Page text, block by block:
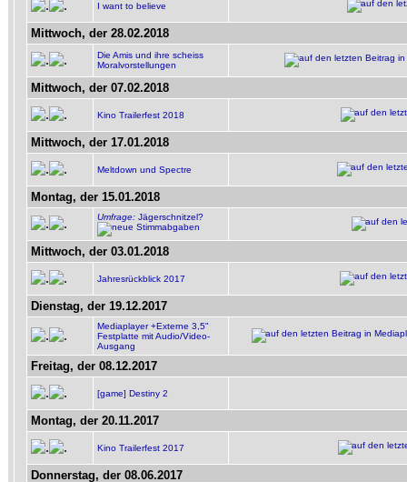
I want to believe
Mittwoch, der 28.02.2018
Die Amis und ihre scheiss
Moralvorstellungen
Mittwoch, der 07.02.2018
Kino Trailerfest 2018
Mittwoch, der 17.01.2018
Meltdown und Spectre
Montag, der 15.01.2018
Umfrage: Jägerschnitzel?
Mittwoch, der 03.01.2018
Jahresrückblick 2017
Dienstag, der 19.12.2017
Mediaplayer +Externe 3,5"
Festplatte mit Audio/Video-
Ausgang
Freitag, der 08.12.2017
[game] Destiny 2
Montag, der 20.11.2017
Kino Trailerfest 2017
Donnerstag, der 08.06.2017